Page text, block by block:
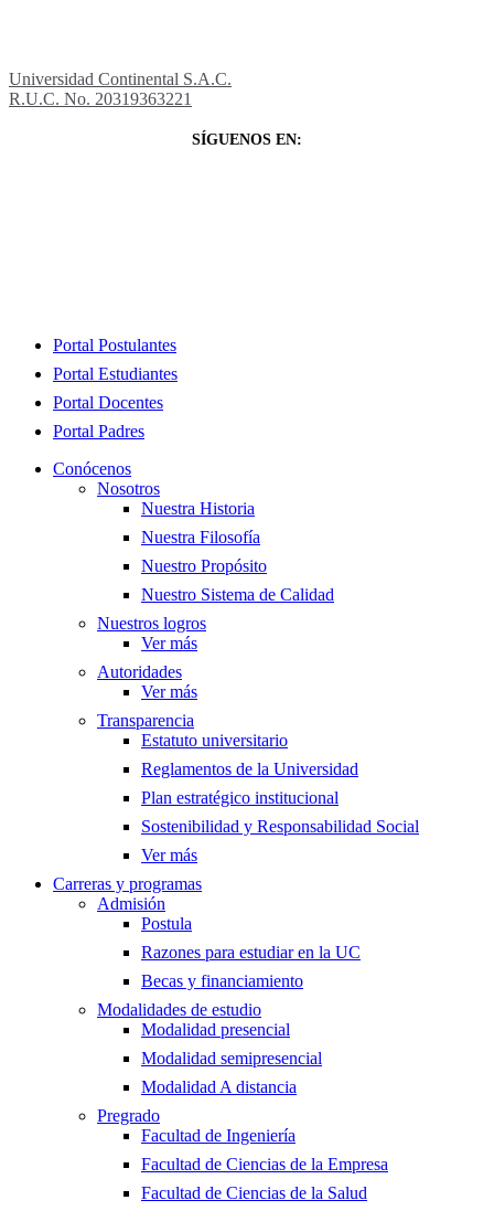
Universidad Continental S.A.C.
R.U.C. No. 20319363221
SÍGUENOS EN:
Close
Portal Postulantes
Portal Estudiantes
Portal Docentes
Portal Padres
Conócenos
Nosotros
Nuestra Historia
Nuestra Filosofía
Nuestro Propósito
Nuestro Sistema de Calidad
Nuestros logros
Ver más
Autoridades
Ver más
Transparencia
Estatuto universitario
Reglamentos de la Universidad
Plan estratégico institucional
Sostenibilidad y Responsabilidad Social
Ver más
Carreras y programas
Admisión
Postula
Razones para estudiar en la UC
Becas y financiamiento
Modalidades de estudio
Modalidad presencial
Modalidad semipresencial
Modalidad A distancia
Pregrado
Facultad de Ingeniería
Facultad de Ciencias de la Empresa
Facultad de Ciencias de la Salud